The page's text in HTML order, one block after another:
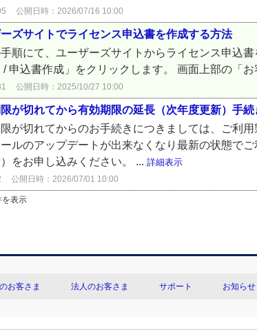
公開日時：2026/07/16 10:00
ズサイトでライセンス申込書を作成する方法
手順にて、ユーザーズサイトからライセンス申込
/ 申込書作成」をクリックします。 画面上部の「
公開日時：2025/10/27 10:00
が切れてから有効期限の延長（次年度更新）手
が切れてからのお手続きにつきましては、ご利
ルのアップデートが出来なくなり最新の状態で
をお申し込みください。 ... 詳細表示
公開日時：2026/07/01 10:00
を表示
お客さま 法人のお客さま サポート お知らせ